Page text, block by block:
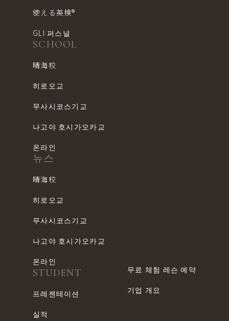
使える英検®︎
GLI 퍼스널
SCHOOL
晴海校
히로오교
무사시코스기교
나고야 호시가오카교
온라인
뉴스
晴海校
히로오교
무사시코스기교
나고야 호시가오카교
온라인
STUDENT
프레젠테이션
실적
무료 체험 레슨 예약
기업 개요